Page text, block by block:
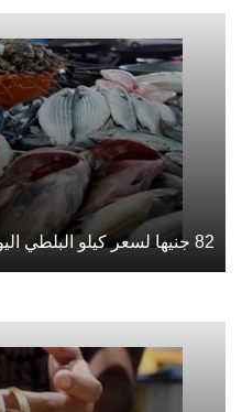
82 جنيها لسعر كيلو البلطي اليوم الأربعاء في سوق